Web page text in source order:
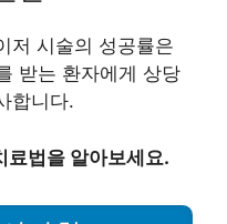
저 시술의 성공률은
받는 환자에게 상당
합니다.
료법을 알아보세요.